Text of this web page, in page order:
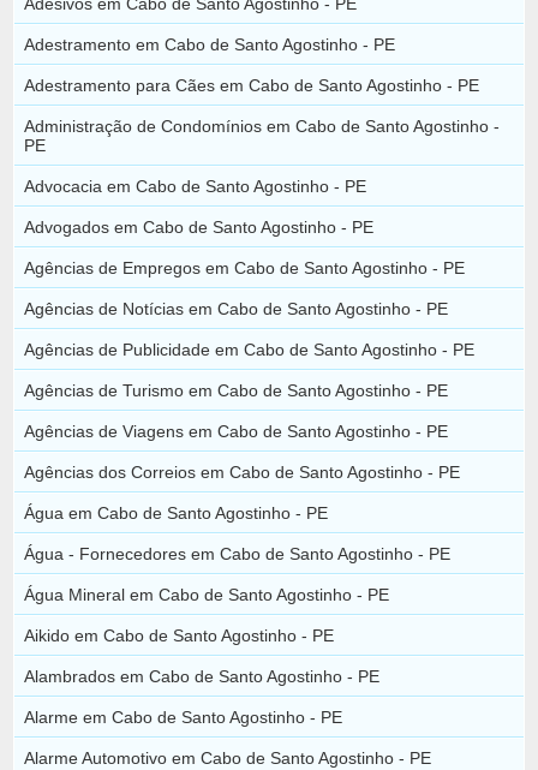
Adestramento em Cabo de Santo Agostinho - PE
Adestramento para Cães em Cabo de Santo Agostinho - PE
Administração de Condomínios em Cabo de Santo Agostinho -
PE
Advocacia em Cabo de Santo Agostinho - PE
Advogados em Cabo de Santo Agostinho - PE
Agências de Empregos em Cabo de Santo Agostinho - PE
Agências de Notícias em Cabo de Santo Agostinho - PE
Agências de Publicidade em Cabo de Santo Agostinho - PE
Agências de Turismo em Cabo de Santo Agostinho - PE
Agências de Viagens em Cabo de Santo Agostinho - PE
Agências dos Correios em Cabo de Santo Agostinho - PE
Água em Cabo de Santo Agostinho - PE
Água - Fornecedores em Cabo de Santo Agostinho - PE
Água Mineral em Cabo de Santo Agostinho - PE
Aikido em Cabo de Santo Agostinho - PE
Alambrados em Cabo de Santo Agostinho - PE
Alarme em Cabo de Santo Agostinho - PE
Alarme Automotivo em Cabo de Santo Agostinho - PE